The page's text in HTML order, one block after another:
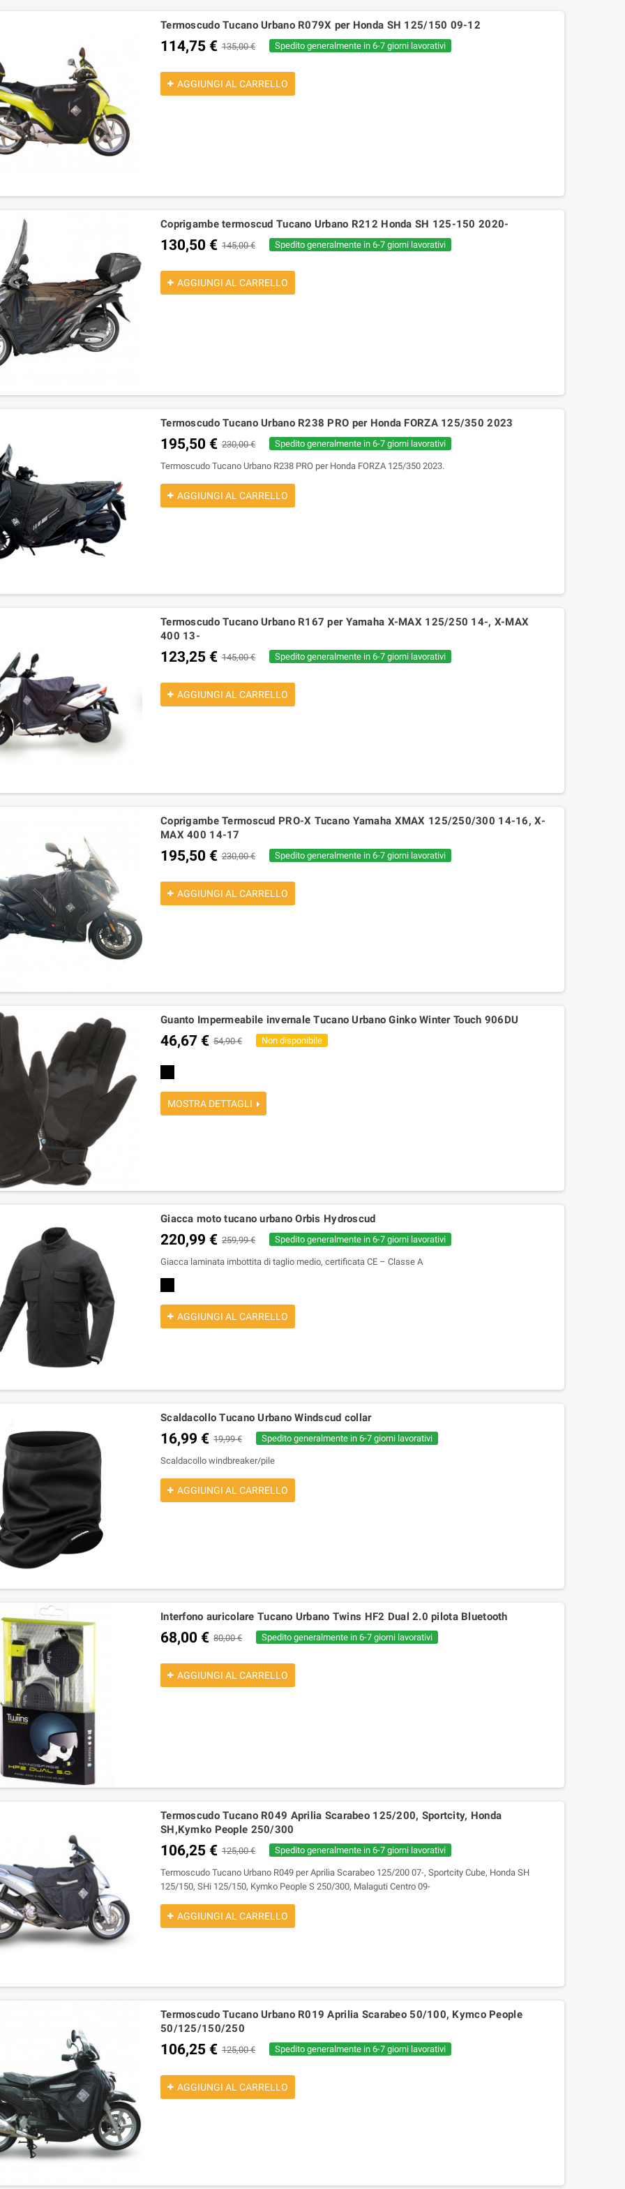
2024
1200 2015-2017 omologato
620,50 € 850,00 €
2021-2024
195,08 € 237,90 €
Termoscudo Tucano Urbano R079X per Honda SH 125/150 09-12
114,75 € 135,00 € Spedito generalmente in 6-7 giorni lavorativi
AGGIUNGI AL CARRELLO
Coprigambe termoscud Tucano Urbano R212 Honda SH 125-150 2020-
130,50 € 145,00 € Spedito generalmente in 6-7 giorni lavorativi
AGGIUNGI AL CARRELLO
Termoscudo Tucano Urbano R238 PRO per Honda FORZA 125/350 2023
195,50 € 230,00 € Spedito generalmente in 6-7 giorni lavorativi
Termoscudo Tucano Urbano R238 PRO per Honda FORZA 125/350 2023.
AGGIUNGI AL CARRELLO
Termoscudo Tucano Urbano R167 per Yamaha X-MAX 125/250 14-, X-MAX
400 13-
123,25 € 145,00 € Spedito generalmente in 6-7 giorni lavorativi
AGGIUNGI AL CARRELLO
Coprigambe Termoscud PRO-X Tucano Yamaha XMAX 125/250/300 14-16, X-
MAX 400 14-17
195,50 € 230,00 € Spedito generalmente in 6-7 giorni lavorativi
AGGIUNGI AL CARRELLO
Guanto Impermeabile invernale Tucano Urbano Ginko Winter Touch 906DU
46,67 € 54,90 € Non disponibile
MOSTRA DETTAGLI
Giacca moto tucano urbano Orbis Hydroscud
220,99 € 259,99 € Spedito generalmente in 6-7 giorni lavorativi
Giacca laminata imbottita di taglio medio, certificata CE – Classe A
AGGIUNGI AL CARRELLO
Scaldacollo Tucano Urbano Windscud collar
16,99 € 19,99 € Spedito generalmente in 6-7 giorni lavorativi
Scaldacollo windbreaker/pile
AGGIUNGI AL CARRELLO
Interfono auricolare Tucano Urbano Twins HF2 Dual 2.0 pilota Bluetooth
68,00 € 80,00 € Spedito generalmente in 6-7 giorni lavorativi
AGGIUNGI AL CARRELLO
Termoscudo Tucano R049 Aprilia Scarabeo 125/200, Sportcity, Honda
SH,Kymko People 250/300
106,25 € 125,00 € Spedito generalmente in 6-7 giorni lavorativi
Termoscudo Tucano Urbano R049 per Aprilia Scarabeo 125/200 07-, Sportcity Cube, Honda SH
125/150, SHi 125/150, Kymko People S 250/300, Malaguti Centro 09-
AGGIUNGI AL CARRELLO
Termoscudo Tucano Urbano R019 Aprilia Scarabeo 50/100, Kymco People
50/125/150/250
106,25 € 125,00 € Spedito generalmente in 6-7 giorni lavorativi
AGGIUNGI AL CARRELLO